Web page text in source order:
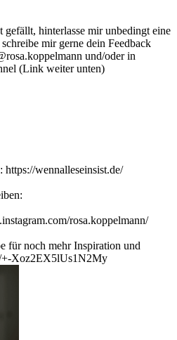
gefällt, hinterlasse mir unbedingt eine
mir gerne dein Feedback
und/oder in
(Link weiter unten)
wennalleseinsist.de/
rosa.koppelmann/
für noch mehr Inspiration und
+-Xoz2EX5lUs1N2My